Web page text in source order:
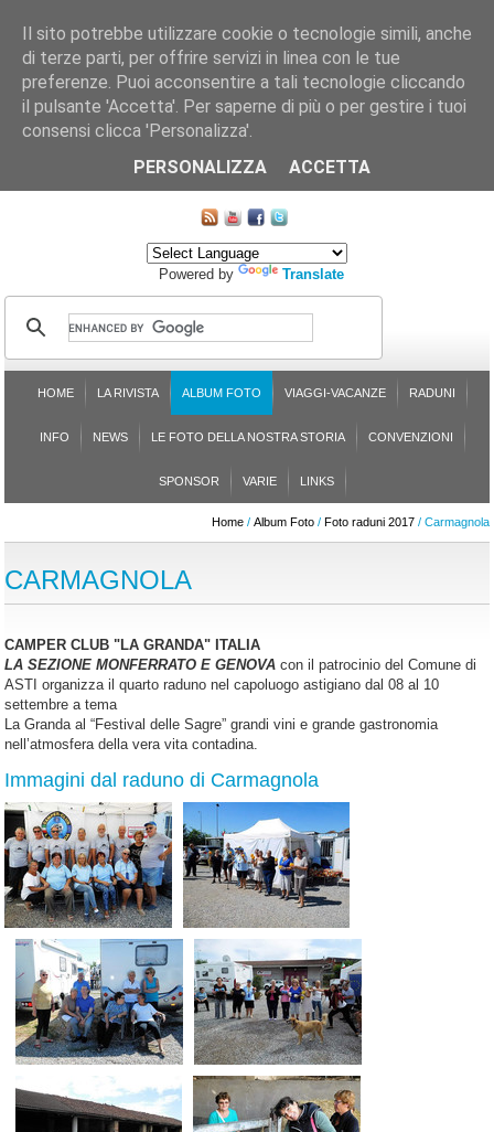
CHI SIAMO LE SEZIONI ASSICURGRANDA
ISCRIZIONE L'AVVOCATO RISPONDE SONDAGGI
Powered by Translate
HOME LA RIVISTA ALBUM FOTO VIAGGI-VACANZE RADUNI
INFO NEWS LE FOTO DELLA NOSTRA STORIA CONVENZIONI
SPONSOR VARIE LINKS
Home/ Album Foto/ Foto raduni 2017/ Carmagnola
CARMAGNOLA
CAMPER CLUB "LA GRANDA" ITALIA
LA SEZIONE MONFERRATO E GENOVA con il patrocinio del Comune di
ASTI organizza il quarto raduno nel capoluogo astigiano dal 08 al 10
settembre a tema
La Granda al “Festival delle Sagre” grandi vini e grande gastronomia
nell’atmosfera della vera vita contadina.
Immagini dal raduno di Carmagnola
Il sito potrebbe utilizzare cookie o tecnologie simili, anche
di terze parti, per offrire servizi in linea con le tue
preferenze. Puoi acconsentire a tali tecnologie cliccando
il pulsante 'Accetta'. Per saperne di più o per gestire i tuoi
consensi clicca 'Personalizza'.
PERSONALIZZA
ACCETTA